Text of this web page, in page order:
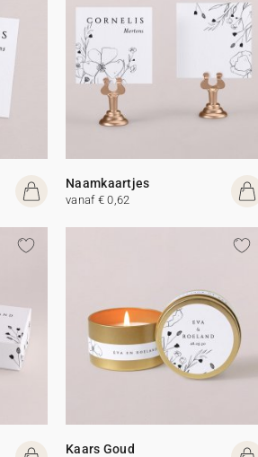
Naamkaartjes
vanaf € 0,62
Kaars Goud